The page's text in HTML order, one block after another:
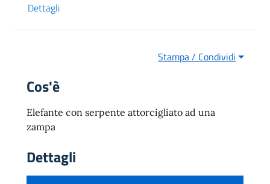
Dettagli
Stampa / Condividi
Cos'è
Elefante con serpente attorcigliato ad una
zampa
Dettagli